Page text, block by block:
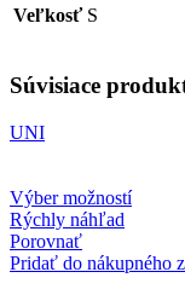
Veľkosť S
Súvisiace
UNI
Výber možností
Rýchly náhľad
Porovnať
Pridať do nákupného